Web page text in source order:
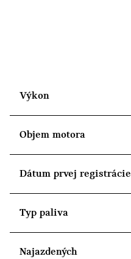
Výkon
Objem motora
Dátum prvej registrácie
Typ paliva
Najazdených